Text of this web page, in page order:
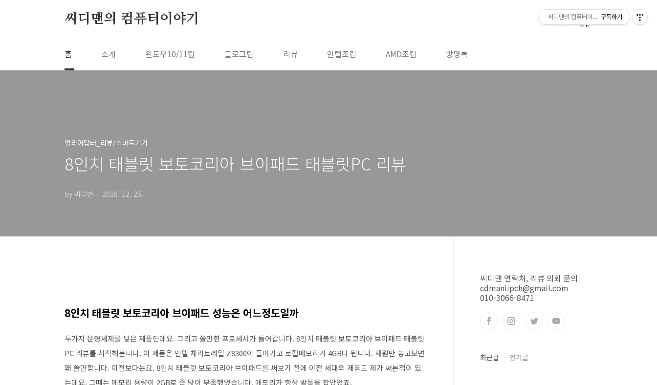
씨디맨의 컴퓨터이야기
홈 소개 윈도우10/11팁 블로그팁 리뷰 인텔조립 AMD조립 방명록
얼리어답터_리뷰/스마트기기
8인치 태블릿 보토코리아 브이패드 태블릿PC 리뷰
by 씨디맨 2016. 12. 25.
8인치 태블릿 보토코리아 브이패드 성능은 어느정도일까
두가지 운영체제를 넣은 제품인데요. 그리고 쓸만한 프로세서가 들어갑니다. 8인치 태블릿 보토코리아 브이패드 태블릿
PC 리뷰를 시작해봅니다. 이 제품은 인텔 체리트레일 Z8300이 들어가고 로컬메모리가 4GB나 됩니다. 재원만 놓고보면
꽤 쓸만합니다. 이전보다는요. 8인치 태블릿 보토코리아 브이패드를 써보기 전에 이전 세대의 제품도 제가 써본적이 있
는데요. 그때는 메모리 용량이 2GB로 좀 많이 부족했었습니다. 메모리가 항상 발목을 잡았었죠.
씨디맨 연락처, 리뷰 의뢰 문의
cdmaniipch@gmail.com
010-3066-8471
최근글 인기글
씨디맨의 컴퓨터이야기구독하기